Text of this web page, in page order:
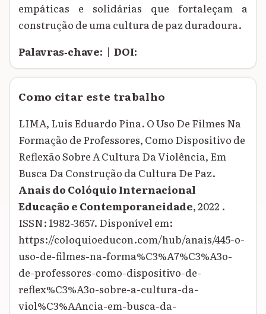
empáticas e solidárias que fortaleçam a
construção de uma cultura de paz duradoura.
Palavras‑chave: | DOI:
Como citar este trabalho
LIMA, Luis Eduardo Pina. O Uso De Filmes Na
Formação de Professores, Como Dispositivo de
Reflexão Sobre A Cultura Da Violência, Em
Busca Da Construção da Cultura De Paz.
Anais do Colóquio Internacional
Educação e Contemporaneidade, 2022 .
ISSN: 1982-3657. Disponível em:
https://coloquioeducon.com/hub/anais/445-o-
uso-de-filmes-na-forma%C3%A7%C3%A3o-
de-professores-como-dispositivo-de-
reflex%C3%A3o-sobre-a-cultura-da-
viol%C3%AAncia-em-busca-da-